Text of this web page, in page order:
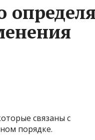
связаны с
порядке.